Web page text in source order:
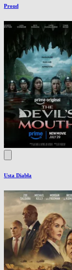
Proud
Usta Diabła